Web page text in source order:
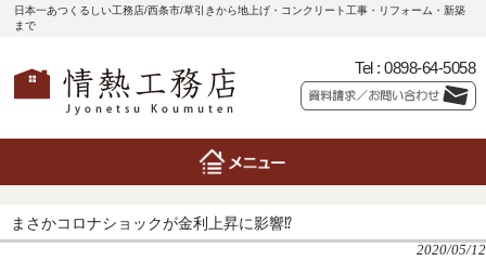
日本一あつくるしい工務店/西条市/草引きから地上げ・コンクリート工事・リフォーム・新築
まで
Tel : 0898-64-5058
まさかコロナショックが金利上昇に影響⁉
2020/05/12